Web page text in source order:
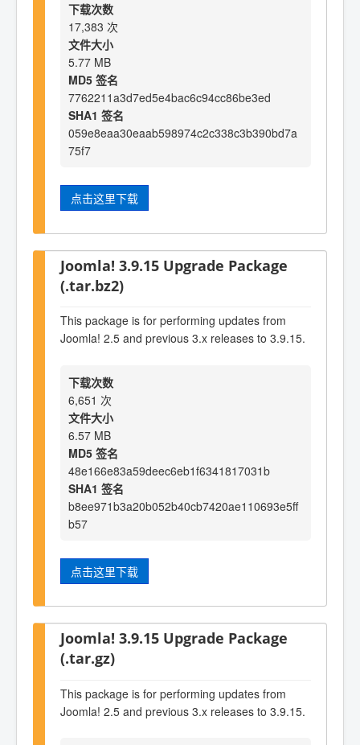
下载次数
17,383 次
文件大小
5.77 MB
MD5 签名
7762211a3d7ed5e4bac6c94cc86be3ed
SHA1 签名
059e8eaa30eaab598974c2c338c3b390bd7a
75f7
点击这里下载
Joomla! 3.9.15 Upgrade Package
(.tar.bz2)
This package is for performing updates from
Joomla! 2.5 and previous 3.x releases to 3.9.15.
下载次数
6,651 次
文件大小
6.57 MB
MD5 签名
48e166e83a59deec6eb1f6341817031b
SHA1 签名
b8ee971b3a20b052b40cb7420ae110693e5ff
b57
点击这里下载
Joomla! 3.9.15 Upgrade Package
(.tar.gz)
This package is for performing updates from
Joomla! 2.5 and previous 3.x releases to 3.9.15.